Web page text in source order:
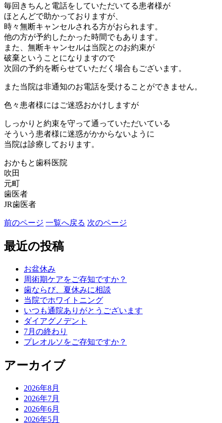
毎回きちんと電話をしていただいてる患者様が
ほとんどで助かっておりますが、
時々無断キャンセルされる方がおられます。
他の方が予約したかった時間でもあります。
また、無断キャンセルは当院とのお約束が
破棄ということになりますので
次回の予約を断らせていただく場合もございます。
また当院は非通知のお電話を受けることができません。
色々患者様にはご迷惑おかけしますが
しっかりと約束を守って通っていただいている
そういう患者様に迷惑がかからないように
当院は診療しております。
おかもと歯科医院
吹田
元町
歯医者
JR歯医者
前のページ 一覧へ戻る 次のページ
最近の投稿
お盆休み
周術期ケアをご存知ですか？
歯ならび、夏休みに相談
当院でホワイトニング
いつも通院ありがとうございます
ダイアグノデント
7月の終わり
プレオルソをご存知ですか？
アーカイブ
2026年8月
2026年7月
2026年6月
2026年5月